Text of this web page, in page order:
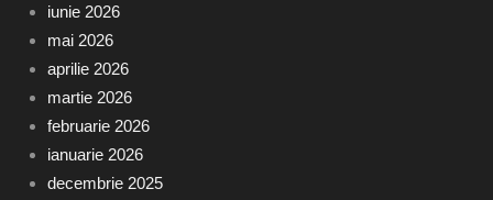
iunie 2026
mai 2026
aprilie 2026
martie 2026
februarie 2026
ianuarie 2026
decembrie 2025